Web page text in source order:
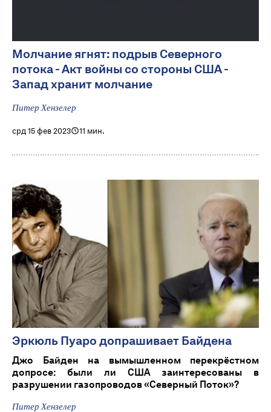
Молчание ягнят: подрыв Северного
потока - Акт войны со стороны США -
Запад хранит молчание
Питер Хензелер
срд 15 фев 2023 11 мин.
Эркюль Пуаро допрашивает Байдена
Джо Байден на вымышленном перекрёстном
допросе: были ли США заинтересованы в
разрушении газопроводов «Северный Поток»?
Питер Хензелер